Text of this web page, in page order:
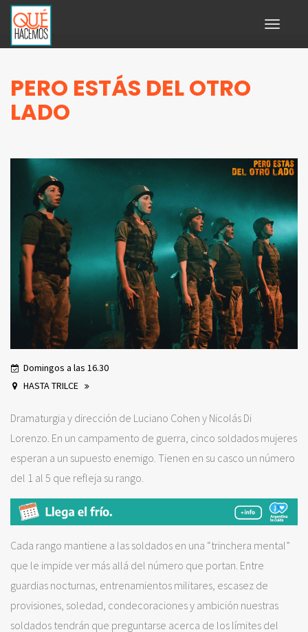
Toggle
PERO ESTÁS DEL OTRO
LADO
Domingos a las 16.30
HASTA TRILCE
Dramaturgia y dirección de Luciano Cohen y Nicolás Di
Lorenzo. En un campamento de guerra, cinco soldados mujeres
esperan a un supuesto enemigo. Tienen en su casco un número
del 1 al 5 que refleja su rango.
Cada rango mantiene a las soldados en una “trinchera mental”
que le impide ver más allá del número que portan. Entre
guardias nocturnas, entrenamientos militares, escasez de
provisiones, soledad, condecoraciones y ambición nuestras
soldados tendrán que preguntarse acerca de los límites del